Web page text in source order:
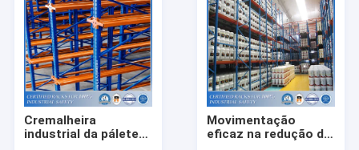
Cremalheira
industrial da pálete
Movimentação
eficaz na redução de